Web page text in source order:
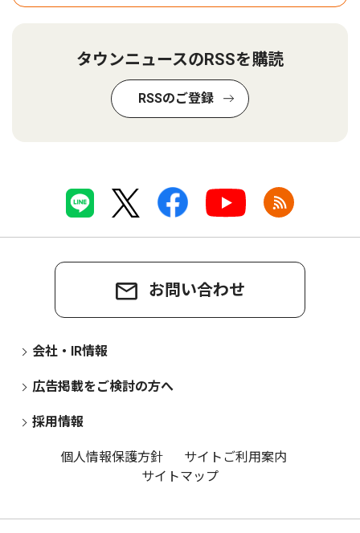
タウンニュースのRSSを購読
RSSのご登録
お問い合わせ
会社・IR情報
広告掲載をご検討の方へ
採用情報
個人情報保護方針
サイトご利用案内
サイトマップ